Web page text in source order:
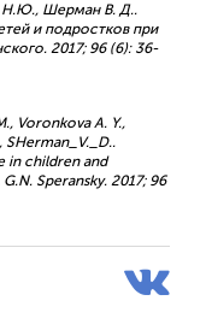
Н.Ю., Шерман В. Д..
и подростков при
2017; 96 (6): 36-
Voronkova A. Y.,
SHerman_V._D..
in children and
Speransky. 2017; 96